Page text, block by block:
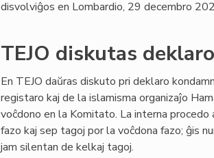
disvolviĝos en Lombardio, 29 decembro
TEJO diskutas
En TEJO daŭras diskuto pri deklaro
registaro kaj de la islamisma organizaĵo
voĉdono en la Komitato. La interna
fazo kaj sep tagoj por la voĉdona fazo; ĝis
jam silentan de kelkaj tagoj.